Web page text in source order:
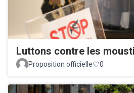
Luttons contre les
Proposition officielle
0